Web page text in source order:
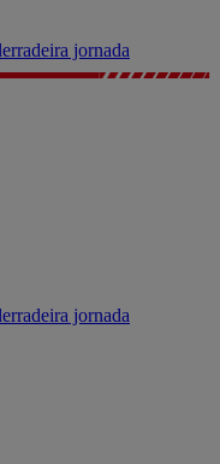
jornada
jornada